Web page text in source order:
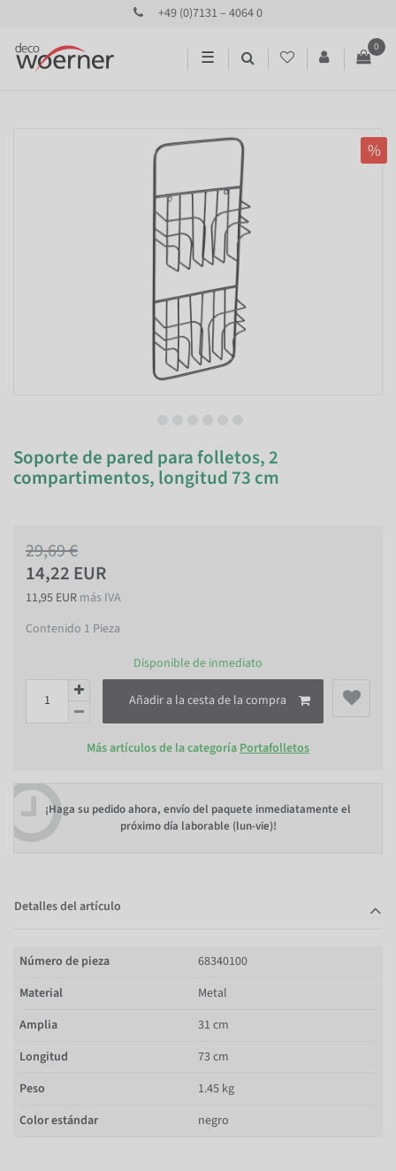
+49 (0)7131 – 4064 0
☰
0
%
Soporte de pared para folletos, 2
compartimentos, longitud 73 cm
29,69 €
14,22 EUR
11,95 EUR más IVA
Contenido 1 Pieza
Disponible de inmediato
Añadir a la cesta de la compra
Más artículos de la categoría Portafolletos
¡Haga su pedido ahora, envío del paquete inmediatamente el
próximo día laborable (lun-vie)!
Detalles del artículo
Número de pieza
68340100
Material
Metal
Amplia
31 cm
Longitud
73 cm
Peso
1.45 kg
Color estándar
negro